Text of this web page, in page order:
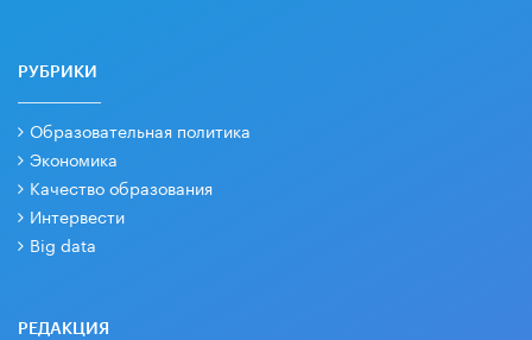
РУБРИКИ
Образовательная политика
Экономика
Качество образования
Интервести
Big data
РЕДАКЦИЯ